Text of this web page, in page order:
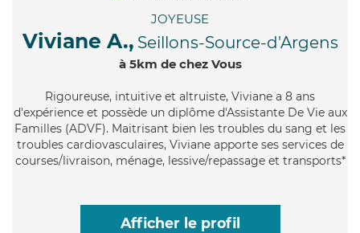
JOYEUSE
Viviane A., Seillons-Source-d'Argens
à 5km de chez Vous
Rigoureuse, intuitive et altruiste, Viviane a 8 ans
d'expérience et possède un diplôme d'Assistante De Vie aux
Familles (ADVF). Maitrisant bien les troubles du sang et les
troubles cardiovasculaires, Viviane apporte ses services de
courses/livraison, ménage, lessive/repassage et transports*
Afficher le profil